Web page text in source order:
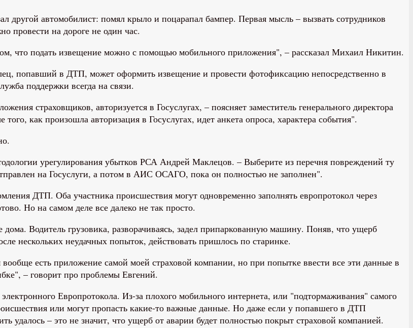
автомобилист: помял крыло и поцарапал бампер. Первая мысль – вызвать сотрудников
на дороге не один час.
что подать извещение можно с помощью мобильного приложения", – рассказал Михаил Никитин.
попавший в ДТП, может оформить извещение и провести фотофиксацию непосредственно в
поддержки всегда на связи.
страховщиков, авторизуется в Госуслугах, – поясняет заместитель генерального директора
как произошла авторизация в Госуслугах, идет анкета опроса, характера события".
урегулирования убытков РСА Андрей Маклецов. – Выберите из перечня повреждений ту
на Госуслуги, а потом в АИС ОСАГО, пока он полностью не заполнен".
ДТП. Оба участника происшествия могут одновременно заполнять европротокол через
Но на самом деле все далеко не так просто.
Водитель грузовика, разворачиваясь, задел припаркованную машину. Поняв, что ущерб
нескольких неудачных попыток, действовать пришлось по старинке.
есть приложение самой моей страховой компании, но при попытке ввести все эти данные в
– говорит про проблемы Евгений.
Европротокола. Из-за плохого мобильного интернета, или "подтормаживания" самого
или могут пропасть какие-то важные данные. Но даже если у попавшего в ДТП
удалось – это не значит, что ущерб от аварии будет полностью покрыт страховой компанией.